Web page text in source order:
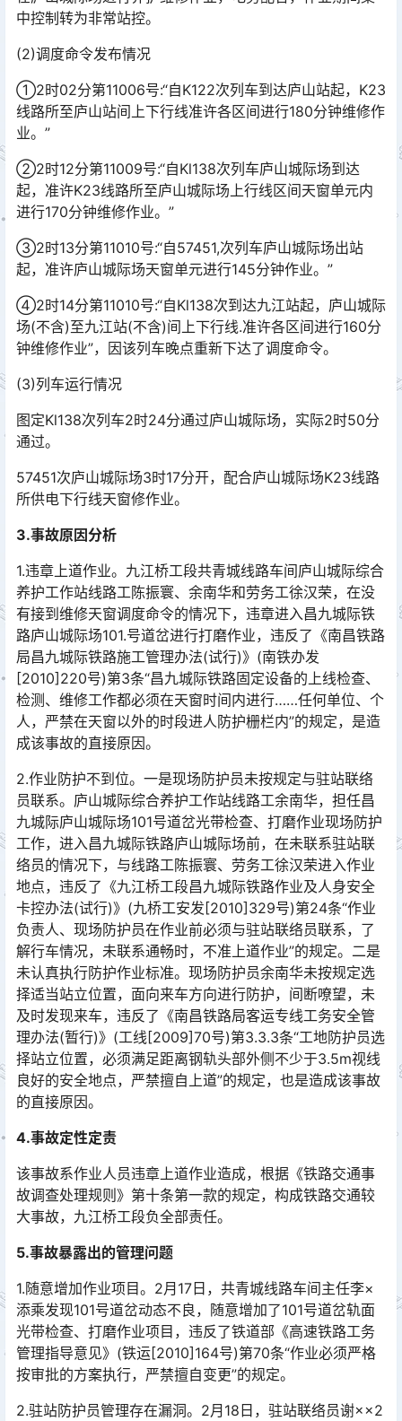
中控制转为非常站控。
(2)调度命令发布情况
①2时02分第11006号:“自K122次列车到达庐山站起，K23
线路所至庐山站间上下行线准许各区间进行180分钟维修作
业。”
②2时12分第11009号:“自Kl138次列车庐山城际场到达
起，准许K23线路所至庐山城际场上行线区间天窗单元内
进行170分钟维修作业。”
③2时13分第11010号:“自57451,次列车庐山城际场出站
起，准许庐山城际场天窗单元进行145分钟作业。”
④2时14分第11010号:“自Kl138次到达九江站起，庐山城际
场(不含)至九江站(不含)间上下行线.准许各区间进行160分
钟维修作业”，因该列车晚点重新下达了调度命令。󠅅󠅃󠄵󠅂󠄪󠇖󠆨󠆨󠇕󠆞󠆒󠅬󠇘󠆭󠆘󠇙󠆝󠅵󠇗󠆭󠆁󠄐󠇗󠅹󠅸󠇖󠆍󠅳󠇖󠅹󠅰󠇖󠆌󠅹
(3)列车运行情况
图定Kl138次列车2时24分通过庐山城际场，实际2时50分
通过。
57451次庐山城际场3时17分开，配合庐山城际场K23线路
所供电下行线天窗修作业。
3.事故原因分析
1.违章上道作业。九江桥工段共青城线路车间庐山城际综合
养护工作站线路工陈振寰、余南华和劳务工徐汉荣，在没
有接到维修天窗调度命令的情况下，违章进入昌九城际铁
路庐山城际场101.号道岔进行打磨作业，违反了《南昌铁路
局昌九城际铁路施工管理办法(试行)》(南铁办发
[2010]220号)第3条“昌九城际铁路固定设备的上线检查、
检测、维修工作都必须在天窗时间内进行……任何单位、个
人，严禁在天窗以外的时段进人防护栅栏内”的规定，是造
成该事故的直接原因。󠅅󠅃󠄵󠅂󠄪󠇖󠆨󠆨󠇕󠆞󠆒󠅬󠇘󠆭󠆘󠇙󠆝󠅵󠇗󠆭󠆁󠄐󠇗󠅹󠅸󠇖󠆍󠅳󠇖󠅹󠅰󠇖󠆌󠅹
2.作业防护不到位。一是现场防护员未按规定与驻站联络
员联系。庐山城际综合养护工作站线路工余南华，担任昌
九城际庐山城际场101号道岔光带检查、打磨作业现场防护
工作，进入昌九城际铁路庐山城际场前，在未联系驻站联
络员的情况下，与线路工陈振寰、劳务工徐汉荣进入作业
地点，违反了《九江桥工段昌九城际铁路作业及人身安全
卡控办法(试行)》(九桥工安发[2010]329号)第24条“作业
负责人、现场防护员在作业前必须与驻站联络员联系，了
解行车情况，未联系通畅时，不准上道作业”的规定。二是
未认真执行防护作业标准。现场防护员余南华未按规定选
择适当站立位置，面向来车方向进行防护，间断嘹望，未
及时发现来车，违反了《南昌铁路局客运专线工务安全管
理办法(暂行)》(工线[2009]70号)第3.3.3条“工地防护员选
择站立位置，必须满足距离钢轨头部外侧不少于3.5m视线
良好的安全地点，严禁擅自上道”的规定，也是造成该事故
的直接原因。󠅅󠅃󠄵󠅂󠄪󠇖󠆨󠆨󠇕󠆞󠆒󠅬󠇘󠆭󠆘󠇙󠆝󠅵󠇗󠆭󠆁󠄐󠇗󠅹󠅸󠇖󠆍󠅳󠇖󠅹󠅰󠇖󠆌󠅹
4.事故定性定责
该事故系作业人员违章上道作业造成，根据《铁路交通事
故调查处理规则》第十条第一款的规定，构成铁路交通较
大事故，九江桥工段负全部责任。
5.事故暴露出的管理问题
1.随意增加作业项目。2月17日，共青城线路车间主任李×
添乘发现101号道岔动态不良，随意增加了101号道岔轨面
光带检查、打磨作业项目，违反了铁道部《高速铁路工务
管理指导意见》(铁运[2010]164号)第70条“作业必须严格
按审批的方案执行，严禁擅自变更”的规定。󠅅󠅃󠄵󠅂󠄪󠇖󠆨󠆨󠇕󠆞󠆒󠅬󠇘󠆭󠆘󠇙󠆝󠅵󠇗󠆭󠆁󠄐󠇗󠅹󠅸󠇖󠆍󠅳󠇖󠅹󠅰󠇖󠆌󠅹
2.驻站防护员管理存在漏洞。2月18日，驻站联络员谢××2